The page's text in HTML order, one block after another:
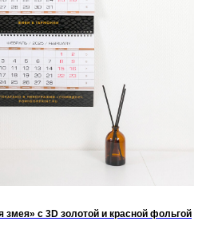
змея» с 3D золотой и красной фольгой